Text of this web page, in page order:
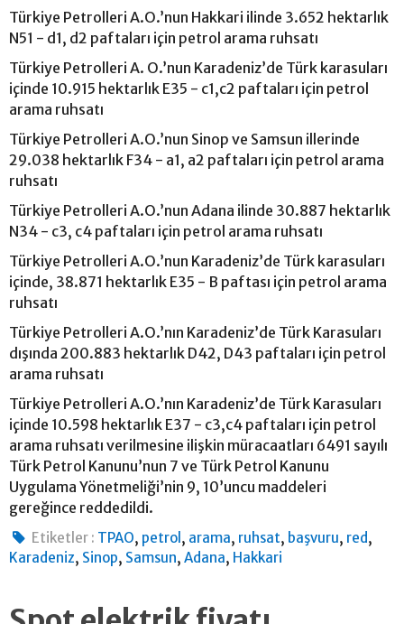
Türkiye Petrolleri A.O.’nun Hakkari ilinde 3.652 hektarlık
N51 - d1, d2 paftaları için petrol arama ruhsatı
Türkiye Petrolleri A. O.’nun Karadeniz’de Türk karasuları
içinde 10.915 hektarlık E35 - c1,c2 paftaları için petrol
arama ruhsatı
Türkiye Petrolleri A.O.’nun Sinop ve Samsun illerinde
29.038 hektarlık F34 - a1, a2 paftaları için petrol arama
ruhsatı
Türkiye Petrolleri A.O.’nun Adana ilinde 30.887 hektarlık
N34 - c3, c4 paftaları için petrol arama ruhsatı
Türkiye Petrolleri A.O.’nun Karadeniz’de Türk karasuları
içinde, 38.871 hektarlık E35 - B paftası için petrol arama
ruhsatı
Türkiye Petrolleri A.O.’nın Karadeniz’de Türk Karasuları
dışında 200.883 hektarlık D42, D43 paftaları için petrol
arama ruhsatı
Türkiye Petrolleri A.O.’nın Karadeniz’de Türk Karasuları
içinde 10.598 hektarlık E37 - c3,c4 paftaları için petrol
arama ruhsatı verilmesine ilişkin müracaatları 6491 sayılı
Türk Petrol Kanunu’nun 7 ve Türk Petrol Kanunu
Uygulama Yönetmeliği’nin 9, 10’uncu maddeleri
gereğince reddedildi.
Etiketler : TPAO, petrol , arama, ruhsat, başvuru, red,
Karadeniz, Sinop, Samsun, Adana, Hakkari